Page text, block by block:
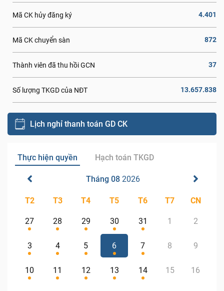
Mã CK hủy đăng ký 4.401
Mã CK chuyển sàn 872
Thành viên đã thu hồi GCN 37
Số lượng TKGD của NĐT 13.657.838
Lịch nghỉ thanh toán GD CK
Thực hiện quyền Hạch toán TKGD
Tháng 08 2026
T2 T3 T4 T5 T6 T7 CN
27 28 29 30 31 1 2
3 4 5 6 7 8 9
10 11 12 13 14 15 16